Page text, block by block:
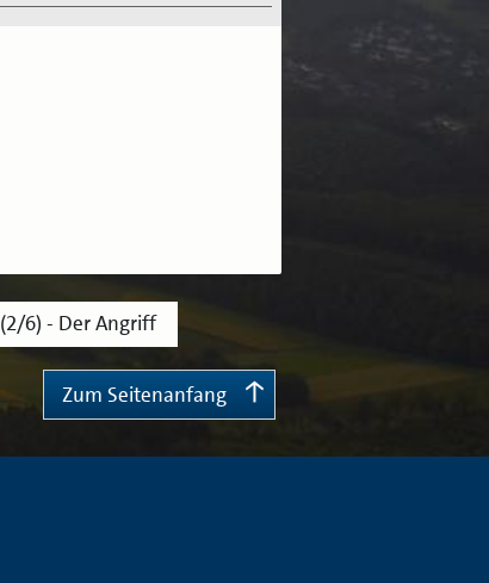
6) - Der Angriff
Zum Seitenanfang